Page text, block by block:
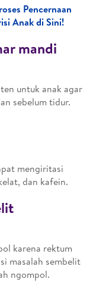
Pencernaan
Anak di Sini!
mandi
untuk anak agar
sebelum tidur.
mengiritasi
dan kafein.
karena rektum
masalah sembelit
ngompol.